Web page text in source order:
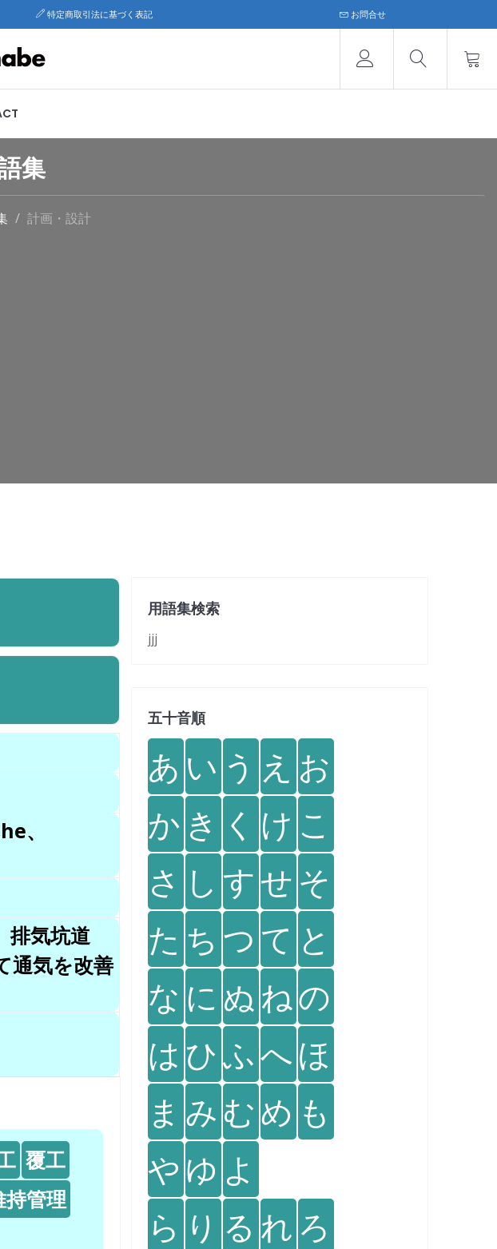
特定商取引法に基づく表記 お問合せ
集
計画・設計
、
排気坑道
通気を改善
覆工
管理
用語集検索
jjj
五十音順
あ い う え お
か き く け こ
さ し すせ そ
た ち つ て と
な に ぬ ねの
は ひふへほ
ま み むめ も
や ゆ よ
ら り る れ ろ